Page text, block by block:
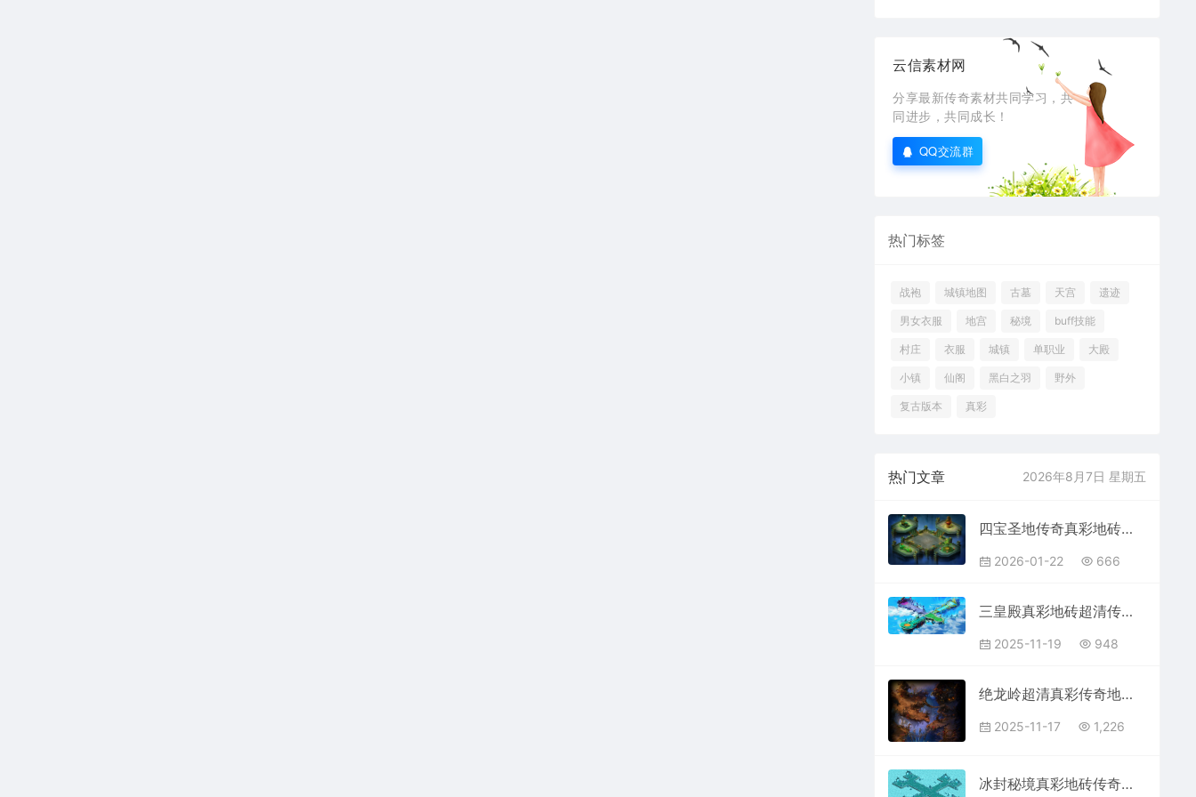
云信素材网
分享最新传奇素材共同学习，共
同进步，共同成长！
QQ交流群
热门标签
战袍 城镇地图 古墓 天宫 遗迹
男女衣服 地宫 秘境 buff技能
村庄 衣服 城镇 单职业 大殿
小镇 仙阁 黑白之羽 野外
复古版本 真彩
热门文章 2026年8月7日 星期五
四宝圣地传奇真彩地砖超清地图素材+工具202601222
2026-01-22 666
三皇殿真彩地砖超清传奇地图素材+工具202511194
2025-11-19 948
绝龙岭超清真彩传奇地图素材+工具202511179
2025-11-17 1,226
冰封秘境真彩地砖传奇超清地图素材+工具202512312